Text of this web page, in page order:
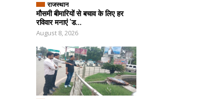
राजस्थान
मौसमी बीमारियों से बचाव के लिए हर
रविवार मनाएं ‘ड...
August 8, 2026